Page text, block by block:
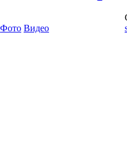
Фото Видео